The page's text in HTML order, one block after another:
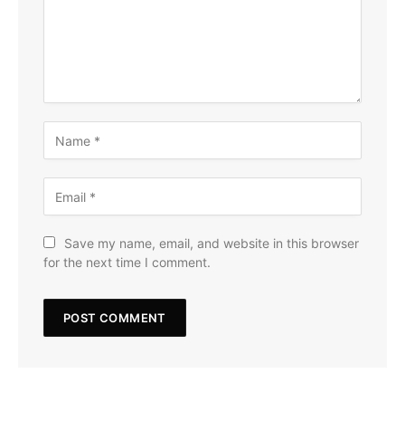
Save my name, email, and website in this browser
for the next time I comment.